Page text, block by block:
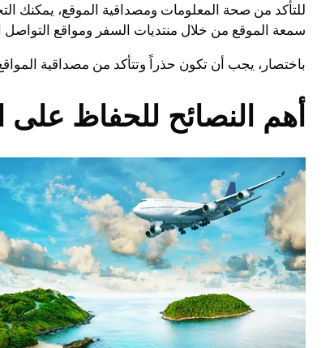
للتأكد من صحة المعلومات ومصداقية الموقع، يمكنك
سمعة الموقع من خلال منتديات السفر ومواقع التواصل
باختصار، يجب أن تكون حذراً وتتأكد من مصداقية
أهم النصائح للحفاظ على